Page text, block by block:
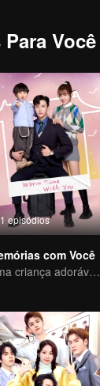
Você
episódios
com Você
Uma criança adorável ajuda pais falsos a transformarem em realidade